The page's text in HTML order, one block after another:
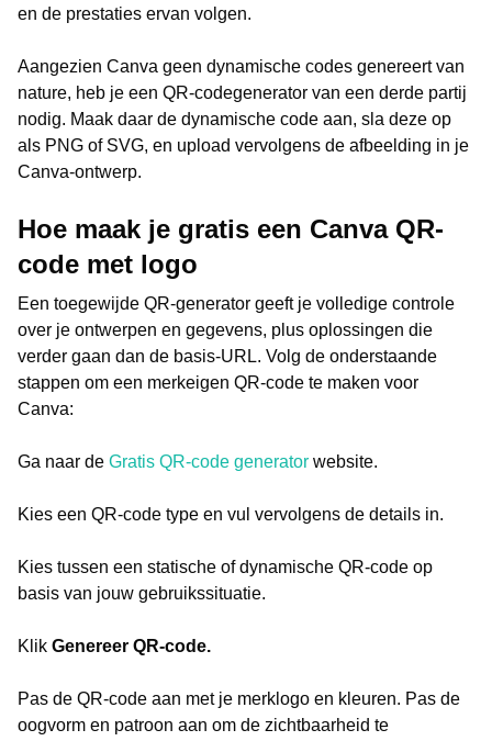
en de prestaties ervan volgen.
Aangezien Canva geen dynamische codes genereert van
nature, heb je een QR-codegenerator van een derde partij
nodig. Maak daar de dynamische code aan, sla deze op
als PNG of SVG, en upload vervolgens de afbeelding in je
Canva-ontwerp.
Hoe maak je gratis een Canva QR-
code met logo
Een toegewijde QR-generator geeft je volledige controle
over je ontwerpen en gegevens, plus oplossingen die
verder gaan dan de basis-URL. Volg de onderstaande
stappen om een merkeigen QR-code te maken voor
Canva:
Ga naar de Gratis QR-code generator website.
Kies een QR-code type en vul vervolgens de details in.
Kies tussen een statische of dynamische QR-code op
basis van jouw gebruikssituatie.
Klik Genereer QR-code.
Pas de QR-code aan met je merklogo en kleuren. Pas de
oogvorm en patroon aan om de zichtbaarheid te